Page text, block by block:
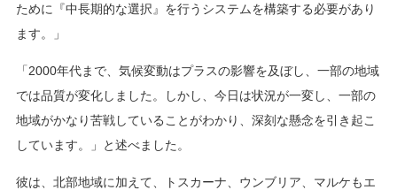
ために『中長期的な選択』を行うシステムを構築する必要があり
ます。」
「2000年代まで、気候変動はプラスの影響を及ぼし、一部の地域
では品質が変化しました。しかし、今日は状況が一変し、一部の
地域がかなり苦戦していることがわかり、深刻な懸念を引き起こ
しています。」と述べました。
彼は、北部地域に加えて、トスカーナ、ウンブリア、マルケもエ